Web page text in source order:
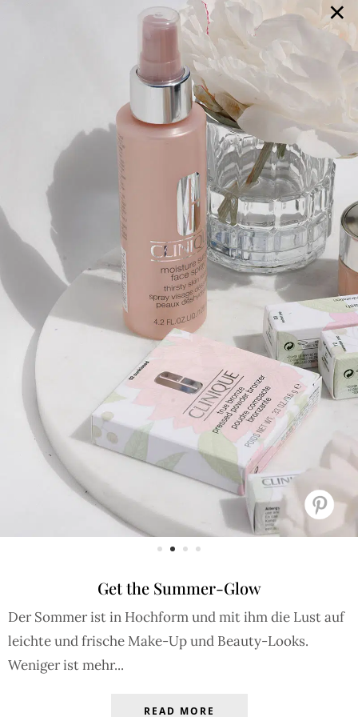
×
Get the Summer-Glow
Der Sommer ist in Hochform und mit ihm die Lust auf
leichte und frische Make-Up und Beauty-Looks.
Weniger ist mehr...
SELECTION BRAUTMODE SHOP IT
Array ( [0] => extra_args [1] => Array ( [post__not_in] =>
Array ( [0] => 102676 ) ) )